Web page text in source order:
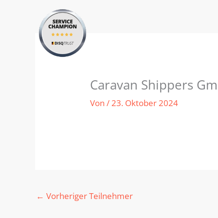
Caravan Shippers
Von/23. Oktober 2024
← Vorheriger Teilnehmer